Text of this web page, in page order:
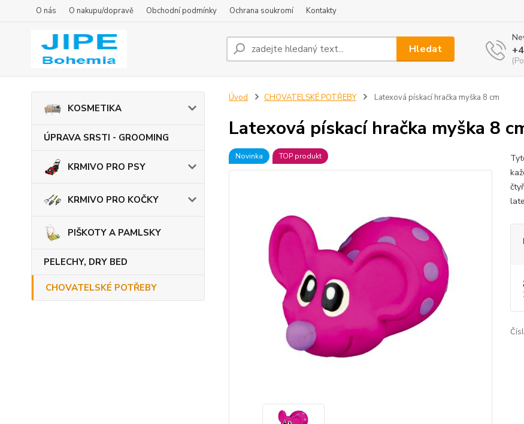
O nás O nakupu/dopravě Obchodní podmínky Ochrana soukromí Kontakty
Hledat
KOSMETIKA
ÚPRAVA SRSTI - GROOMING
KRMIVO PRO PSY
KRMIVO PRO KOČKY
PIŠKOTY A PAMLSKY
PELECHY, DRY BED
CHOVATELSKÉ POTŘEBY
Úvod CHOVATELSKÉ POTŘEBY Latexová pískací hračka myška 8 cm
Latexová pískací hračka myška 8
Novinka TOP produkt